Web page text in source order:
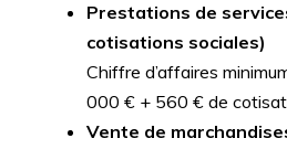
Prestations de
cotisations sociales)
Chiffre d’affaires
000 € + 560 € de
Vente de